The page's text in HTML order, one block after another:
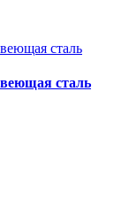
сталь